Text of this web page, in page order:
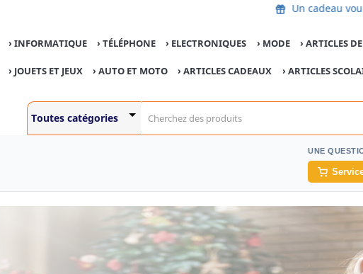
Un cadeau
› INFORMATIQUE ›TÉLÉPHONE › ELECTRONIQUES › MODE ›ARTICLES
› JOUETS ET JEUX ›AUTO ET MOTO › ARTICLES CADEAUX › ARTICLES
UNE